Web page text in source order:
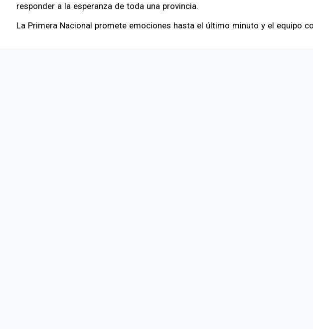
responder a la esperanza de toda una provincia.
La Primera Nacional promete emociones hasta el último minuto y el equipo